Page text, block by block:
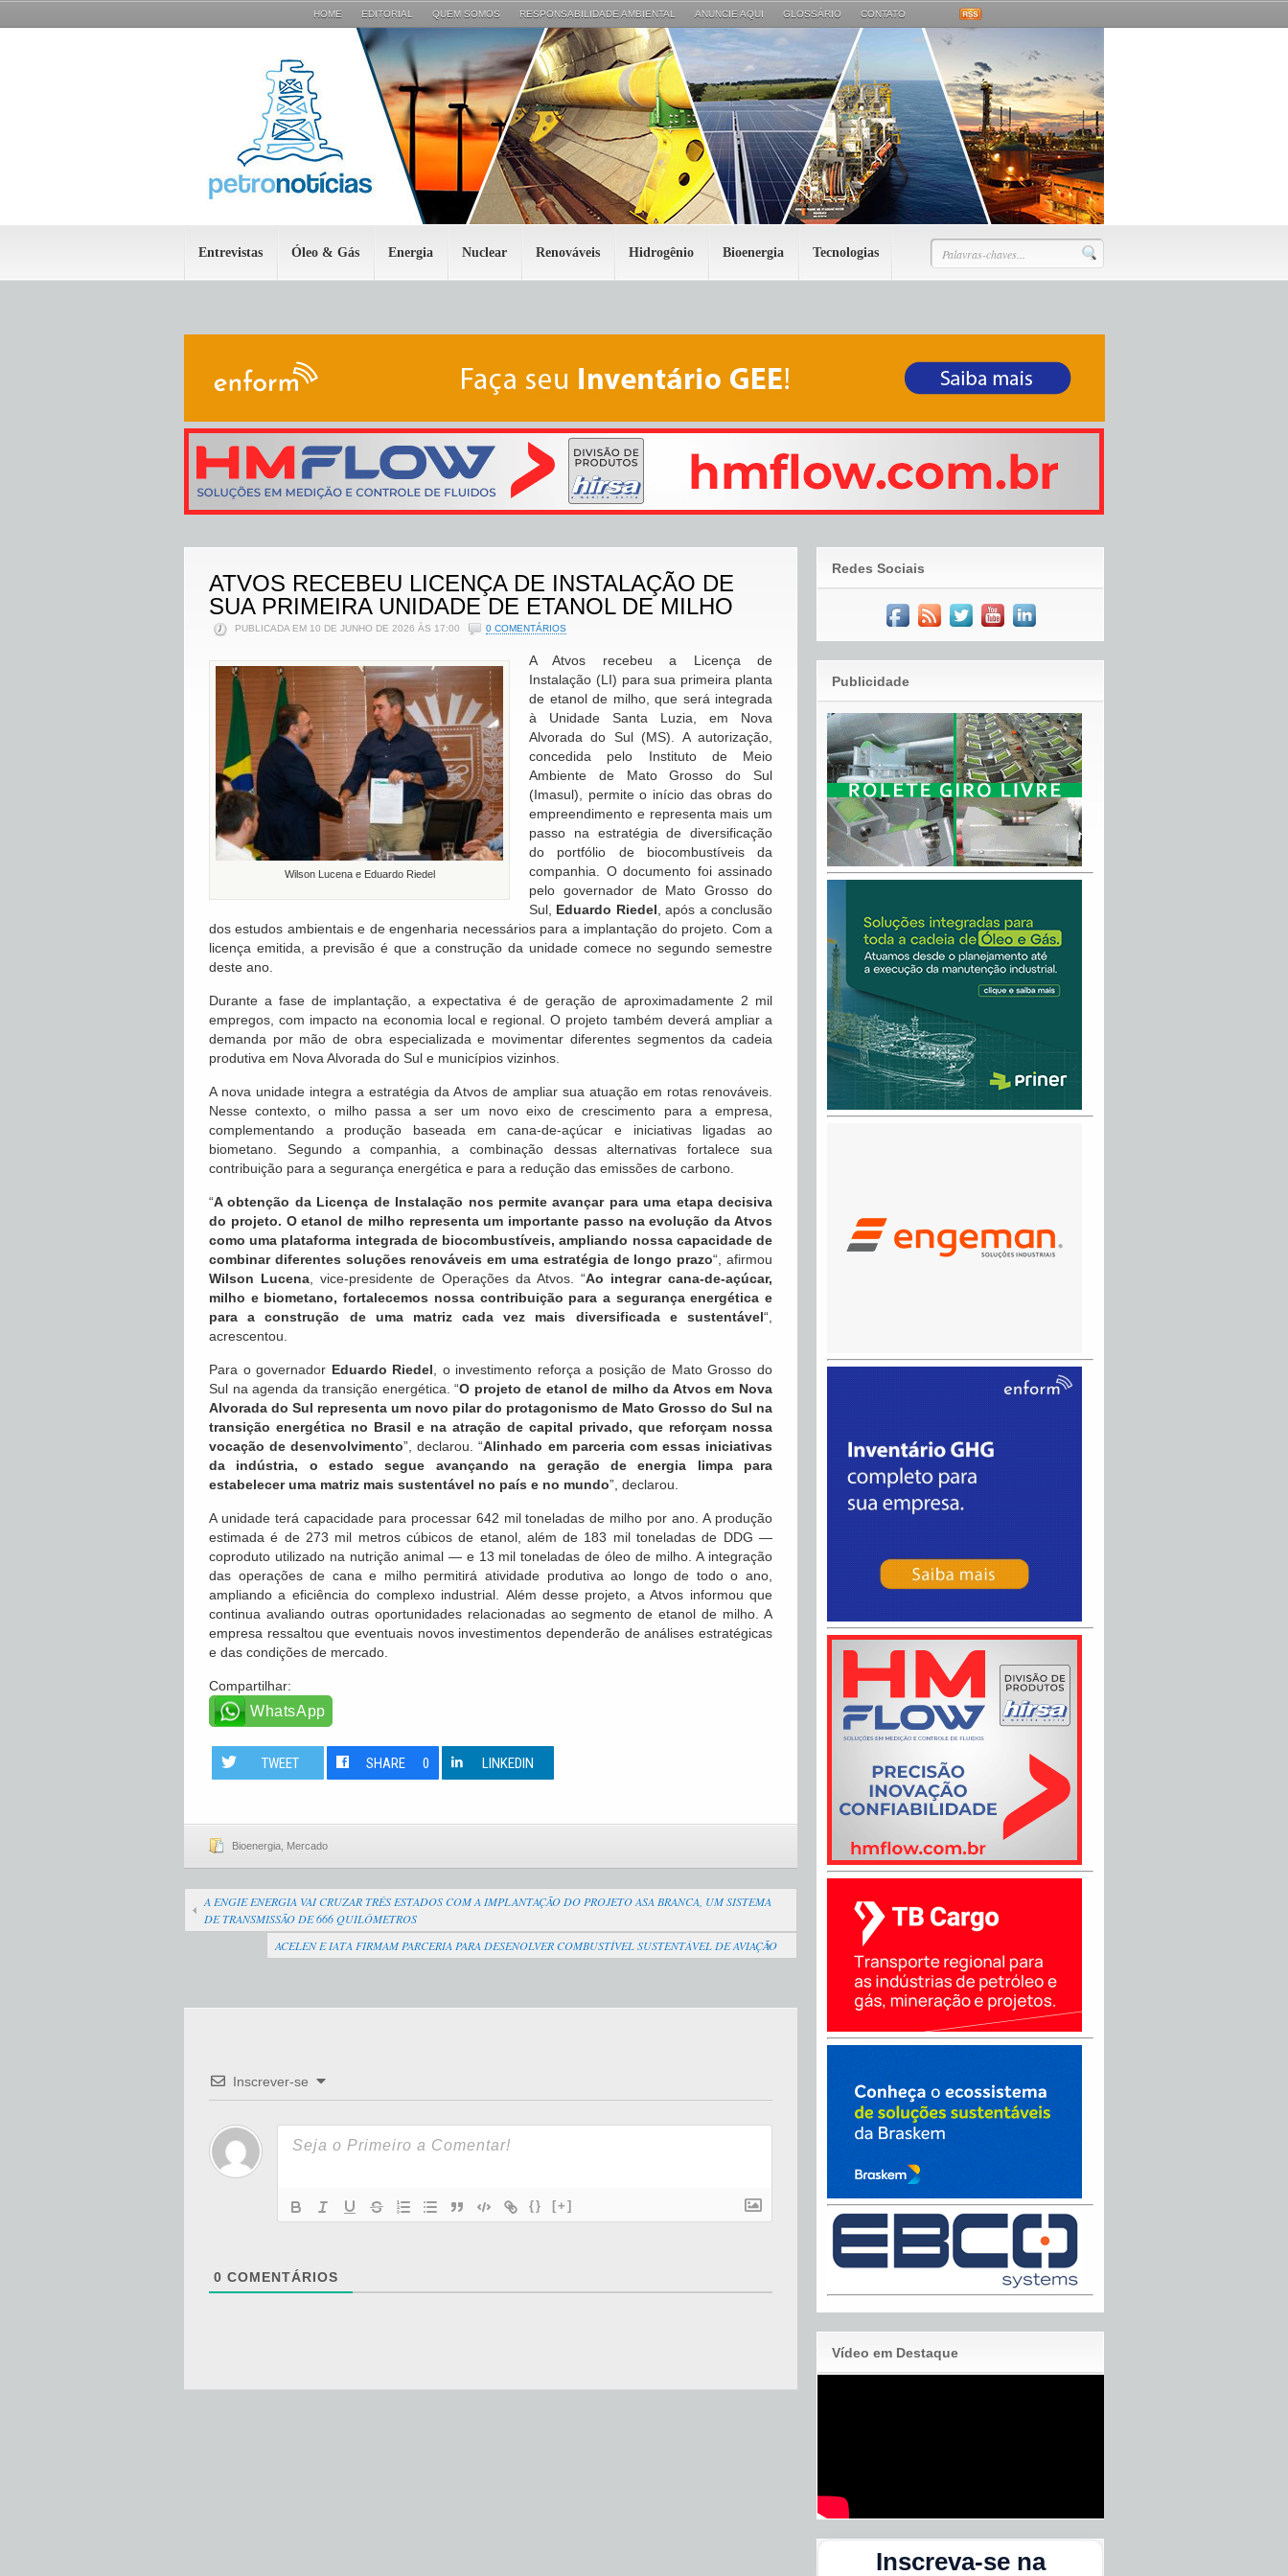
HOME EDITORIAL QUEM SOMOS RESPONSABILIDADE AMBIENTAL ANUNCIE AQUI GLOSSÁRIO CONTATO
Entrevistas Óleo & Gás Energia Nuclear Renováveis Hidrogênio Bioenergia Tecnologias
ATVOS RECEBEU LICENÇA DE INSTALAÇÃO DE
SUA PRIMEIRA UNIDADE DE ETANOL DE MILHO
PUBLICADA EM 10 DE JUNHO DE 2026 ÀS 17:00 0 COMENTÁRIOS
Wilson Lucena e Eduardo Riedel
A Atvos recebeu a Licença de
Instalação (LI) para sua primeira planta
de etanol de milho, que será integrada
à Unidade Santa Luzia, em Nova
Alvorada do Sul (MS). A autorização,
concedida pelo Instituto de Meio
Ambiente de Mato Grosso do Sul
(Imasul), permite o início das obras do
empreendimento e representa mais um
passo na estratégia de diversificação
do portfólio de biocombustíveis da
companhia. O documento foi assinado
pelo governador de Mato Grosso do
Sul, Eduardo Riedel , após a conclusão
dos estudos ambientais e de engenharia necessários para a implantação do projeto. Com a
licença emitida, a previsão é que a construção da unidade comece no segundo semestre
deste ano.
Durante a fase de implantação, a expectativa é de geração de aproximadamente 2 mil
empregos, com impacto na economia local e regional. O projeto também deverá ampliar a
demanda por mão de obra especializada e movimentar diferentes segmentos da cadeia
produtiva em Nova Alvorada do Sul e municípios vizinhos.
A nova unidade integra a estratégia da Atvos de ampliar sua atuação em rotas renováveis.
Nesse contexto, o milho passa a ser um novo eixo de crescimento para a empresa,
complementando a produção baseada em cana-de-açúcar e iniciativas ligadas ao
biometano. Segundo a companhia, a combinação dessas alternativas fortalece sua
contribuição para a segurança energética e para a redução das emissões de carbono.
“A obtenção da Licença de Instalação nos permite avançar para uma etapa decisiva
do projeto. O etanol de milho representa um importante passo na evolução da Atvos
como uma plataforma integrada de biocombustíveis, ampliando nossa capacidade de
combinar diferentes soluções renováveis em uma estratégia de longo prazo“, afirmou
Wilson Lucena , vice-presidente de Operações da Atvos. “Ao integrar cana-de-açúcar,
milho e biometano, fortalecemos nossa contribuição para a segurança energética e
para a construção de uma matriz cada vez mais diversificada e sustentável“,
acrescentou.
Para o governador Eduardo Riedel , o investimento reforça a posição de Mato Grosso do
Sul na agenda da transição energética. “O projeto de etanol de milho da Atvos em Nova
Alvorada do Sul representa um novo pilar do protagonismo de Mato Grosso do Sul na
transição energética no Brasil e na atração de capital privado, que reforçam nossa
vocação de desenvolvimento”, declarou. “Alinhado em parceria com essas iniciativas
da indústria, o estado segue avançando na geração de energia limpa para
estabelecer uma matriz mais sustentável no país e no mundo”, declarou.
A unidade terá capacidade para processar 642 mil toneladas de milho por ano. A produção
estimada é de 273 mil metros cúbicos de etanol, além de 183 mil toneladas de DDG —
coproduto utilizado na nutrição animal — e 13 mil toneladas de óleo de milho. A integração
das operações de cana e milho permitirá atividade produtiva ao longo de todo o ano,
ampliando a eficiência do complexo industrial. Além desse projeto, a Atvos informou que
continua avaliando outras oportunidades relacionadas ao segmento de etanol de milho. A
empresa ressaltou que eventuais novos investimentos dependerão de análises estratégicas
e das condições de mercado.
Compartilhar:
WhatsApp
TWEET SHARE 0 LINKEDIN
Bioenergia Mercado
A ENGIE ENERGIA VAI CRUZAR TRÊS ESTADOS COM A IMPLANTAÇÃO DO PROJETO ASA BRANCA, UM SISTEMA
DE TRANSMISSÃO DE 666 QUILÔMETROS
ACELEN E IATA FIRMAM PARCERIA PARA DESENOLVER COMBUSTÍVEL SUSTENTÁVEL DE AVIAÇÃO
Inscrever-se
{} [+]
0 COMENTÁRIOS
Redes Sociais
Publicidade
Vídeo em Destaque
Inscreva-se na